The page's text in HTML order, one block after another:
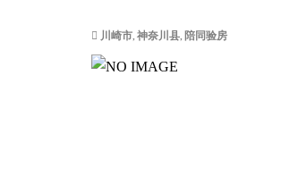
川崎市, 神奈川县, 陪同验房